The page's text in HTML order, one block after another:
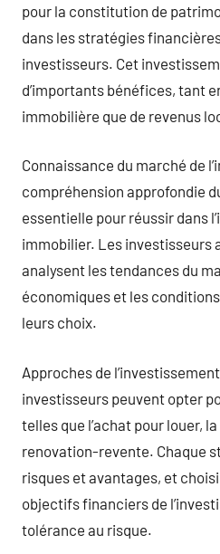
pour la constitution de
dans les stratégies
investisseurs. Cet
d’importants bénéfices, tant
immobilière que de revenus
Connaissance du marché de
compréhension approfondie
essentielle pour réussir dans
immobilier. Les investisseurs
analysent les tendances du
économiques et les
leurs choix.
Approches de
investisseurs peuvent opter
telles que l’achat pour louer,
renovation-revente. Chaque
risques et avantages, et
objectifs financiers de
tolérance au risque.